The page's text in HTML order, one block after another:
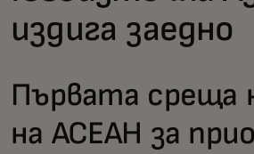
издига заедно
Първата среща
на АСЕАН за